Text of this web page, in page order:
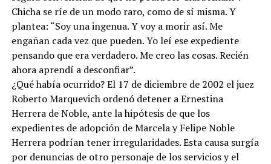
Chicha se ríe de un modo raro, como de sí misma. Y
plantea: “Soy una ingenua. Y voy a morir así. Me
engañan cada vez que pueden. Yo leí ese expediente
pensando que era verdadero. Me creo las cosas. Recién
ahora aprendí a desconfiar”.
¿Qué había ocurrido? El 17 de diciembre de 2002 el juez
Roberto Marquevich ordenó detener a Ernestina
Herrera de Noble, ante la hipótesis de que los
expedientes de adopción de Marcela y Felipe Noble
Herrera podrían tener irregularidades. Esta causa surgía
por denuncias de otro personaje de los servicios y el